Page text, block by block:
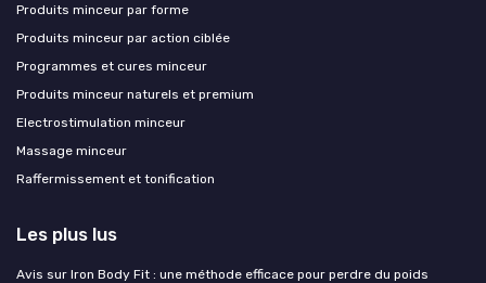
Produits minceur par forme
Produits minceur par action ciblée
Programmes et cures minceur
Produits minceur naturels et premium
Electrostimulation minceur
Massage minceur
Raffermissement et tonification
Les plus lus
Avis sur Iron Body Fit : une méthode efficace pour perdre du poids